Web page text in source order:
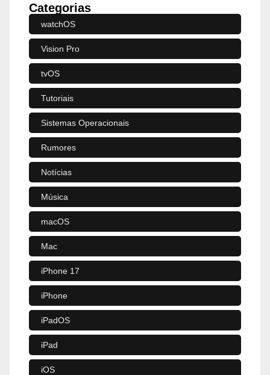
Categorias
watchOS
Vision Pro
tvOS
Tutoriais
Sistemas Operacionais
Rumores
Notícias
Música
macOS
Mac
iPhone 17
iPhone
iPadOS
iPad
iOS